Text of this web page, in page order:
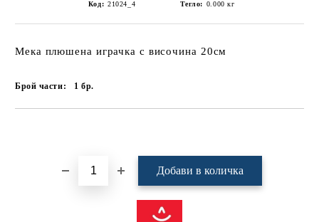
Код: 21024_4 Тегло: 0.000 кг
Мека плюшена играчка с височина 20см
Брой части: 1бр.